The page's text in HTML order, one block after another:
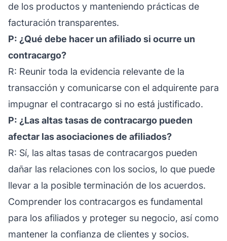
de los productos y manteniendo prácticas de
facturación transparentes.
P: ¿Qué debe hacer un afiliado si ocurre un
contracargo?
R: Reunir toda la evidencia relevante de la
transacción y comunicarse con el adquirente para
impugnar el contracargo si no está justificado.
P: ¿Las altas tasas de contracargo pueden
afectar las asociaciones de afiliados?
R: Sí, las altas tasas de contracargos pueden
dañar las relaciones con los socios, lo que puede
llevar a la posible terminación de los acuerdos.
Comprender los contracargos es fundamental
para los afiliados y proteger su negocio, así como
mantener la confianza de clientes y socios.